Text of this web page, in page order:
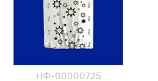
НФ-00000725